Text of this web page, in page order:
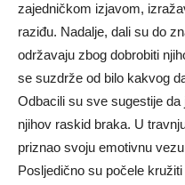
zajedničkom izjavom,
raziđu. Nadalje, dali su do
održavaju zbog dobrobiti
se suzdrže od bilo kakvog
Odbacili su sve sugestije
njihov raskid braka. U
priznao svoju emotivnu
Posljedično su počele